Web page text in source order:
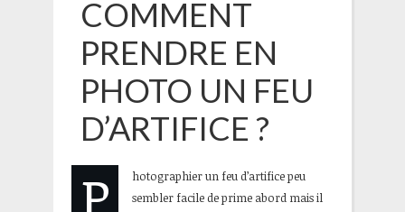
COMMENT
PRENDRE EN
PHOTO UN FEU
D’ARTIFICE ?
P
hotographier un feu d’artifice peu
sembler facile de prime abord mais il